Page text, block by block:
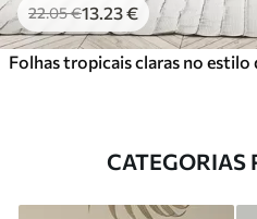
22.05€13 .23€
CATEGORIAS